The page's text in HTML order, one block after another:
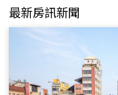
最新房訊新聞